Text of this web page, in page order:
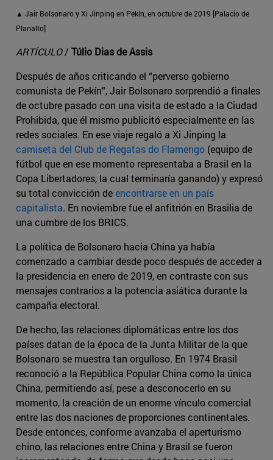
▲ Jair Bolsonaro y Xi Jinping en Pekín, en octubre de 2019 [Palacio de
Planalto]
ARTÍCULO/ Túlio Dias de Assis
Después de años criticando el “perverso gobierno
comunista de Pekín”, Jair Bolsonaro sorprendió a finales
de octubre pasado con una visita de estado a la Ciudad
Prohibida, que él mismo publicitó especialmente en las
redes sociales. En ese viaje regaló a Xi Jinping la
camiseta del Club de Regatas do Flamengo (equipo de
fútbol que en ese momento representaba a Brasil en la
Copa Libertadores, la cual terminaría ganando) y expresó
su total convicción deencontrarse en un país
capitalista. En noviembre fue el anfitrión en Brasilia de
una cumbre de los BRICS.
La política de Bolsonaro hacia China ya había
comenzado a cambiar desde poco después de acceder a
la presidencia en enero de 2019, en contraste con sus
mensajes contrarios a la potencia asiática durante la
campaña electoral.
De hecho, las relaciones diplomáticas entre los dos
países datan de la época de la Junta Militar de la que
Bolsonaro se muestra tan orgulloso. En 1974 Brasil
reconoció a la República Popular China como la única
China, permitiendo así, pese a desconocerlo en su
momento, la creación de un enorme vínculo comercial
entre las dos naciones de proporciones continentales.
Desde entonces, conforme avanzaba el aperturismo
chino, las relaciones entre China y Brasil se fueron